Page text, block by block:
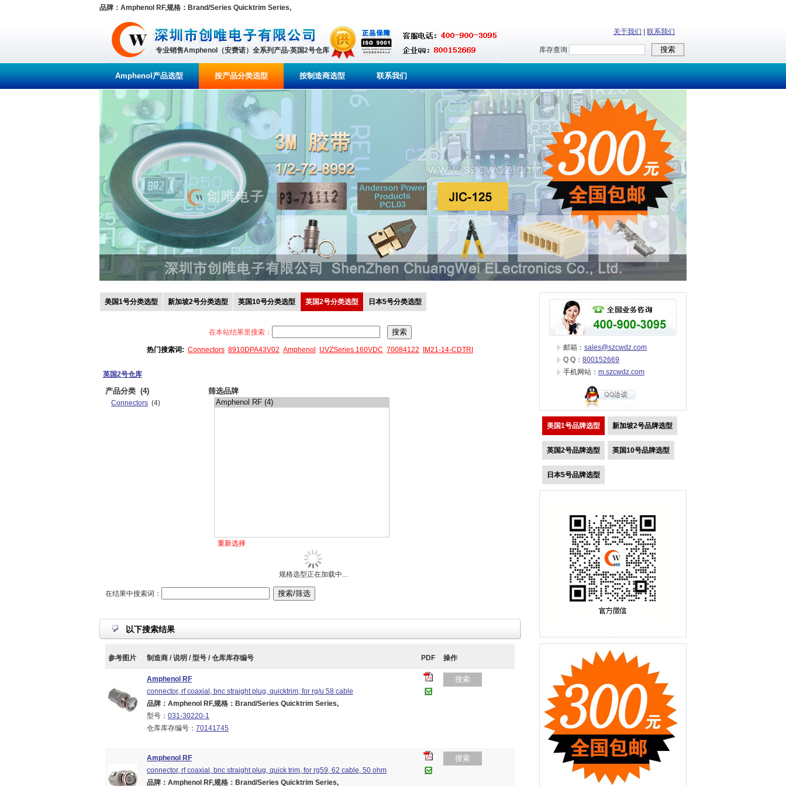
品牌：Amphenol RF,规格：Brand/Series Quicktrim Series,
专业销售Amphenol（安费诺）全系列产品-英国2号仓库
关于我们 联系我们
库存查询
Amphenol产品选型 按产品分类选型 按制造商选型 联系我们
美国1号分类选型 新加坡2号分类选型 英国10号分类选型 英国2号分类选型 日本5号分类选型
在本站结果里搜索：
热门搜索词: Connectors 8910DPA43V02 Amphenol UVZSeries 160VDC 70084122 IM21-14-CDTRI
英国2号仓库
产品分类 (4)
Connectors (4)
筛选品牌
重新选择
规格选型正在加载中...
在结果中搜索词：
以下搜索结果
参考图片 制造商 / 说明 / 型号 / 仓库库存编号 PDF 操作
Amphenol RF
connector, rf coaxial, bnc straight plug, quicktrim, for rg/u 58 cable
品牌：Amphenol RF,规格：Brand/Series Quicktrim Series,
型号： 031-30220-1
仓库库存编号： 70141745
搜索
Amphenol RF
connector, rf coaxial, bnc straight plug, quick trim, for rg59, 62 cable, 50 ohm
品牌：Amphenol RF,规格：Brand/Series Quicktrim Series,
搜索
邮箱： sales@szcwdz.com
Q Q： 800152669
手机网站： m.szcwdz.com
美国1号品牌选型 新加坡2号品牌选型
英国2号品牌选型 英国10号品牌选型
日本5号品牌选型